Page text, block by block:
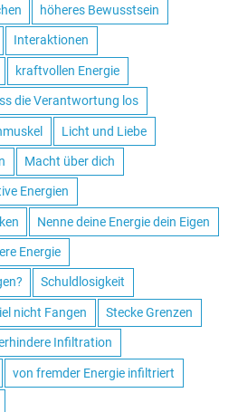
höheres Bewusstsein
Interaktionen
kraftvollen Energie
die Verantwortung los
Licht und Liebe
Macht über dich
Energien
Nenne deine Energie dein Eigen
Energie
Schuldlosigkeit
nicht Fangen Stecke Grenzen
Infiltration
von fremder Energie infiltriert